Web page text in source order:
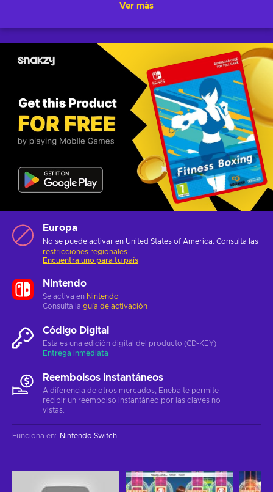
Ver más
Europa
No se puede activar en United States of America. Consulta las
restricciones regionales
Encuentra uno para tu país
Nintendo
Se activa en Nintendo
Consulta la guía de activación
Código Digital
Esta es una edición digital del producto (CD-KEY)
Entrega inmediata
Reembolsos instantáneos
A diferencia de otros mercados, Eneba te permite
recibir un reembolso instantáneo por las claves no
vistas.
Funciona en: Nintendo Switch